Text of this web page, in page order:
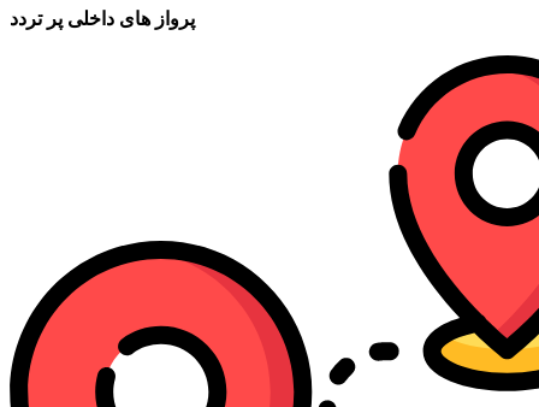
پرواز های داخلی پر تردد